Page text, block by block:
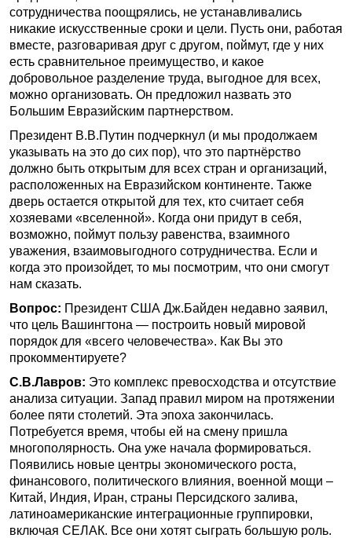
сотрудничества поощрялись, не устанавливались
никакие искусственные сроки и цели. Пусть они, работая
вместе, разговаривая друг с другом, поймут, где у них
есть сравнительное преимущество, и какое
добровольное разделение труда, выгодное для всех,
можно организовать. Он предложил назвать это
Большим Евразийским партнерством.
Президент В.В.Путин подчеркнул (и мы продолжаем
указывать на это до сих пор), что это партнёрство
должно быть открытым для всех стран и организаций,
расположенных на Евразийском континенте. Также
дверь остается открытой для тех, кто считает себя
хозяевами «вселенной». Когда они придут в себя,
возможно, поймут пользу равенства, взаимного
уважения, взаимовыгодного сотрудничества. Если и
когда это произойдет, то мы посмотрим, что они смогут
нам сказать.
Вопрос: Президент США Дж.Байден недавно заявил,
что цель Вашингтона — построить новый мировой
порядок для «всего человечества». Как Вы это
прокомментируете?
С.В.Лавров: Это комплекс превосходства и отсутствие
анализа ситуации. Запад правил миром на протяжении
более пяти столетий. Эта эпоха закончилась.
Потребуется время, чтобы ей на смену пришла
многополярность. Она уже начала формироваться.
Появились новые центры экономического роста,
финансового, политического влияния, военной мощи –
Китай, Индия, Иран, страны Персидского залива,
латиноамериканские интеграционные группировки,
включая СЕЛАК. Все они хотят сыграть большую роль.